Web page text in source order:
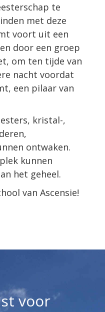
te
met deze
voort uit een
door een groep
om ten tijde van
nacht voordat
een pilaar van
kristal-,
ontwaken.
kunnen
het geheel.
van Ascensie!
voor